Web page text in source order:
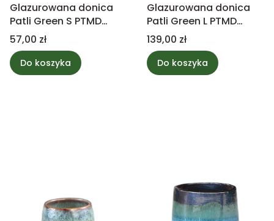
Glazurowana donica
Patli Green S PTMD
Collection
Cena
57,00 zł
Do koszyka
Glazurowana donica
Patli Green L PTMD
Collection
Cena
139,00 zł
Do koszyka